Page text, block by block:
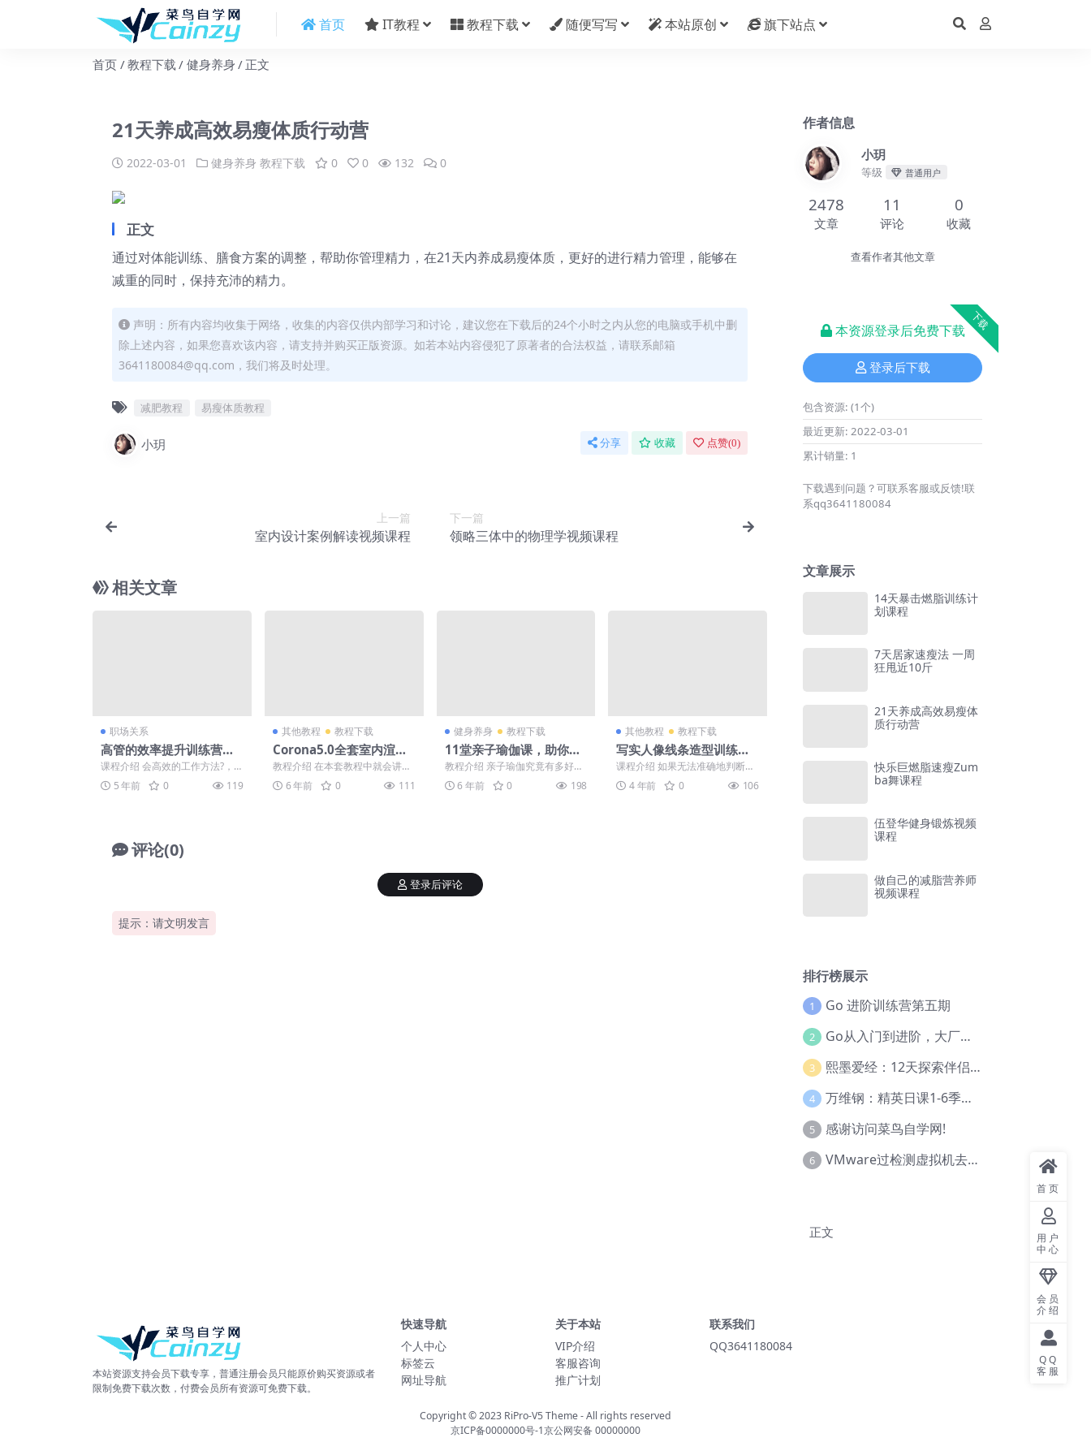
首页 IT教程 教程下载 随便写写 本站原创 旗下站点
首页 教程下载 健身养身 正文
21天养成高效易瘦体质行动营
2022-03-01 健身养身 教程下载 0 0 132 0
正文
通过对体能训练、膳食方案的调整，帮助你管理精力，在21天内养成易瘦体质，更好的进行精力管理，能够在
减重的同时，保持充沛的精力。
声明：所有内容均收集于网络，收集的内容仅供内部学习和讨论，建议您在下载后的24个小时之内从您的电脑或手机中删
除上述内容，如果您喜欢该内容，请支持并购买正版资源。如若本站内容侵犯了原著者的合法权益，请联系邮箱
3641180084@qq.com，我们将及时处理。
减肥教程 易瘦体质教程
小玥 分享 收藏 点赞(0)
上一篇
室内设计案例解读视频课程
下一篇
领略三体中的物理学视频课程
相关文章
职场关系
高管的效率提升训练营教
程
课程介绍 会高效的工作方法?，
决定了产出率，决定了领?导力，
决定了专业贡献！讲透...
5 年前 0 119
其他教程 教程下载
Corona5.0全套室内渲染
实战
教程介绍 在本套教程中就会讲到
此款渲染器与VR渲染器的不同之
处，同时Corona...
6 年前 0 111
健身养身 教程下载
11堂亲子瑜伽课，助你瘦
身塑形
教程介绍 亲子瑜伽究竟有多好？
可以纠正宝宝不良姿势，有助于
宝宝形成良好的姿态，促...
6 年前 0 198
其他教程 教程下载
写实人像线条造型训练法
视频教程
课程介绍 如果无法准确地判断空
间，那么人的行为就会产生问
题。所以对于任何画面来讲...
4 年前 0 106
评论(0)
提示：请文明发言
登录后评论
作者信息
小玥
等级 普通用户
2478
文章
11
评论
0
收藏
查看作者其他文章
下载
本资源登录后免费下载
登录后下载
包含资源: (1个)
最近更新: 2022-03-01
累计销量: 1
下载遇到问题？可联系客服或反馈!联
系qq3641180084
文章展示
14天暴击燃脂训练计
划课程
7天居家速瘦法 一周
狂甩近10斤
21天养成高效易瘦体
质行动营
快乐巨燃脂速瘦Zum
ba舞课程
伍登华健身锻炼视频
课程
做自己的减脂营养师
视频课程
排行榜展示
1 Go 进阶训练营第五期
2 Go从入门到进阶，大厂案例全流程实践(完结)
3 熙墨爱经：12天探索伴侣亲密度
4 万维钢：精英日课1-6季合集
5 感谢访问菜鸟自学网!
6 VMware过检测虚拟机去虚拟化教程(工具+基础+进阶)
正文
本站资源支持会员下载专享，普通注册会员只能原价购买资源或者
限制免费下载次数，付费会员所有资源可免费下载。
快速导航
个人中心
标签云
网址导航
关于本站
VIP介绍
客服咨询
推广计划
联系我们
QQ3641180084
Copyright © 2023 RiPro-V5 Theme- All rights reserved
京ICP备0000000号-1京公网安备 00000000
首页
用户
中心
会员
介绍
QQ
客服